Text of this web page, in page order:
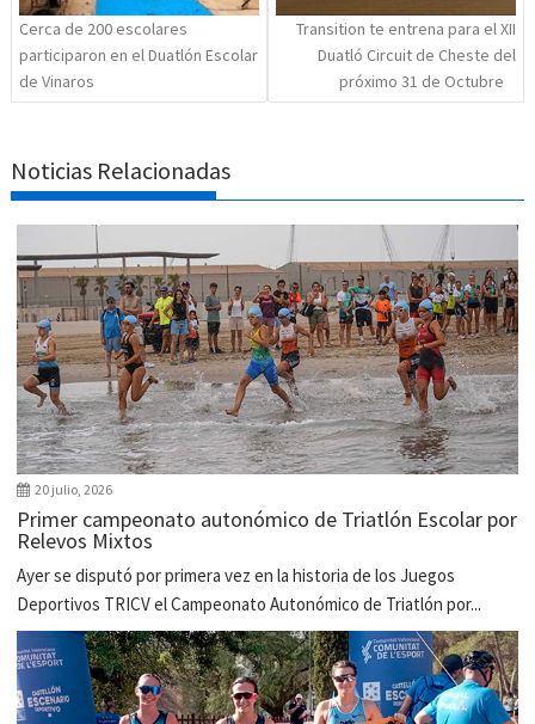
Cerca de 200 escolares
participaron en el Duatlón Escolar
de Vinaros
Transition te entrena para el XII
Duatló Circuit de Cheste del
próximo 31 de Octubre
Noticias Relacionadas
20 julio, 2026
Primer campeonato autonómico de Triatlón Escolar por
Relevos Mixtos
Ayer se disputó por primera vez en la historia de los Juegos
Deportivos TRICV el Campeonato Autonómico de Triatlón por...